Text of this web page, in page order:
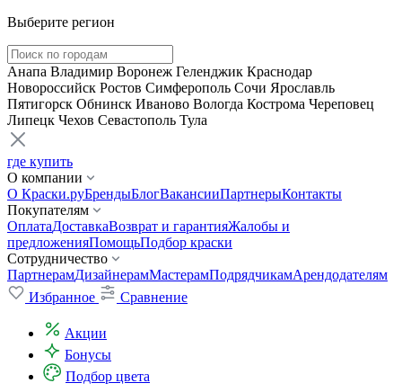
Выберите регион
Анапа Владимир Воронеж Геленджик Краснодар
Новороссийск Ростов Симферополь Сочи Ярославль
Пятигорск Обнинск Иваново Вологда Кострома Череповец
Липецк Чехов Севастополь Тула
где купить
О компании
О Краски.руБрендыБлогВакансииПартнерыКонтакты
Покупателям
ОплатаДоставкаВозврат и гарантияЖалобы и
предложенияПомощьПодбор краски
Сотрудничество
ПартнерамДизайнерамМастерамПодрядчикамАрендодателям
Избранное
Сравнение
Акции
Бонусы
Подбор цвета